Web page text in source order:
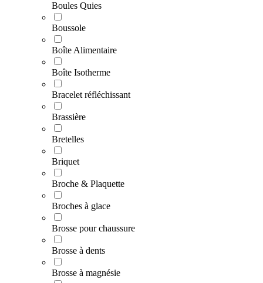
Boules Quies
Boussole
Boîte Alimentaire
Boîte Isotherme
Bracelet réfléchissant
Brassière
Bretelles
Briquet
Broche & Plaquette
Broches à glace
Brosse pour chaussure
Brosse à dents
Brosse à magnésie